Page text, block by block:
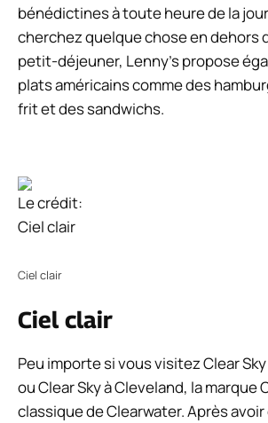
bénédictines à toute heure de la
cherchez quelque chose en dehors
petit-déjeuner, Lenny’s propose
plats américains comme des
frit et des sandwichs.
Le crédit:
Ciel clair
Ciel clair
Ciel clair
Peu importe si vous visitez Clear
ou Clear Sky à Cleveland, la marque
classique de Clearwater. Après